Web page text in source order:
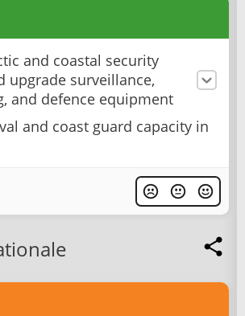
and coastal security
upgrade surveillance,
and defence equipment
and coast guard capacity in